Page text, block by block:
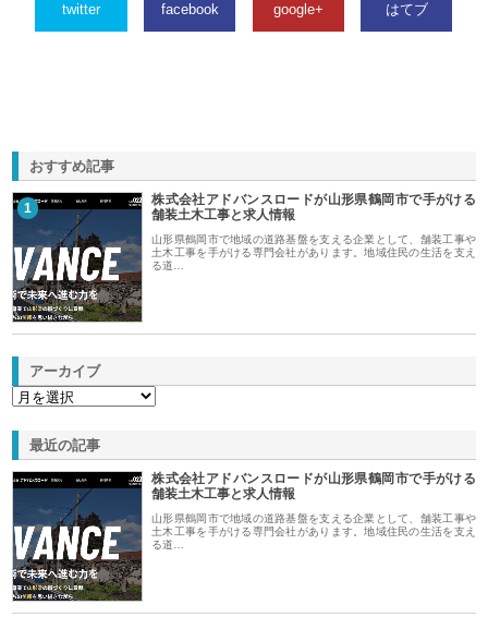
twitter facebook google+ はてブ
おすすめ記事
1
株式会社アドバンスロードが山形県鶴岡市で手がける
舗装土木工事と求人情報
山形県鶴岡市で地域の道路基盤を支える企業として、舗装工事や
土木工事を手がける専門会社があります。地域住民の生活を支え
る道…
アーカイブ
最近の記事
株式会社アドバンスロードが山形県鶴岡市で手がける
舗装土木工事と求人情報
山形県鶴岡市で地域の道路基盤を支える企業として、舗装工事や
土木工事を手がける専門会社があります。地域住民の生活を支え
る道…